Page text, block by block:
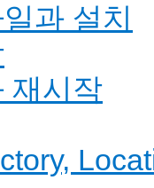
과 설치
재시작